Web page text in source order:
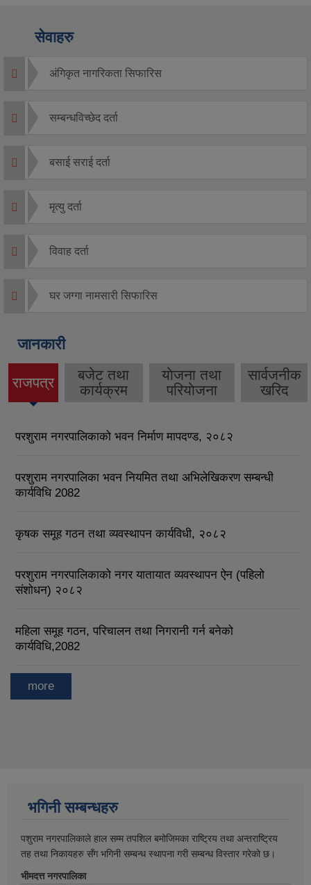
सेवाहरु
अंगिकृत नागरिकता सिफारिस
सम्बन्धविच्छेद दर्ता
बसाई सराई दर्ता
मृत्यु दर्ता
विवाह दर्ता
घर जग्गा नामसारी सिफारिस
जानकारी
राजपत्र
बजेट तथा
कार्यक्रम
याेजना तथा
परियाेजना
सार्वजनीक
खरिद
परशुराम नगरपालिकाको भवन निर्माण मापदण्ड, २०८२
परशुराम नगरपालिका भवन नियमित तथा अभिलेखिकरण सम्बन्धी
कार्यविधि 2082
कृषक समूह गठन तथा व्यवस्थापन कार्यविधी, २०८२
परशुराम नगरपालिकाको नगर यातायात व्यवस्थापन ऐन (पहिलो
संशोधन) २०८२
महिला समूह गठन, परिचालन तथा निगरानी गर्न बनेको
कार्यविधि,2082
more
भगिनी सम्बन्धहरु
पशुराम नगरपालिकाले हाल सम्म तपशिल बमोजिमका राष्ट्रिय तथा अन्तराष्ट्रिय
तह तथा निकायहरु सँग भगिनी सम्बन्ध स्थापना गरी सम्बन्ध विस्तार गरेको छ।
भीमदत्त नगरपालिका